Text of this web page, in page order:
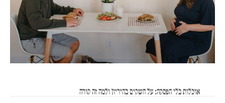
אוכלות בלי הפסקה: על חשקים בהיריון ולמה זה קורה